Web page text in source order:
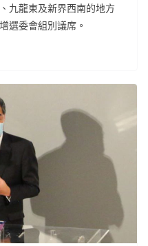
九龍東及新界西南的地方
選委會組別議席。